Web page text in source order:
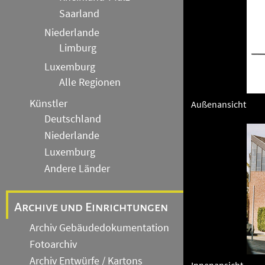
Saarland
Niederlande
Limburg
Luxemburg
Alle Regionen
Künstler
Deutschland
Niederlande
Luxemburg
Andere Länder
Archive und Einrichtungen
Archiv Gebäudedokumentation
Fotoarchiv
Archiv Entwürfe / Kartons
Außenansicht